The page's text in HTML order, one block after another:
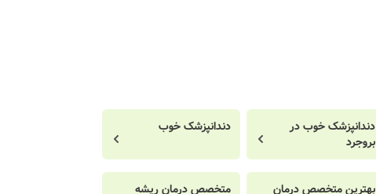
دندانپزشک خوب در
بروجرد
دندانپزشک خوب
بهترین متخصص درمان
متخصص درمان ریشه